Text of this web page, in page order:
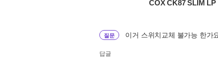
COX CK87 SLIM
질문 이거 스위치교체 불가능 한가
답글